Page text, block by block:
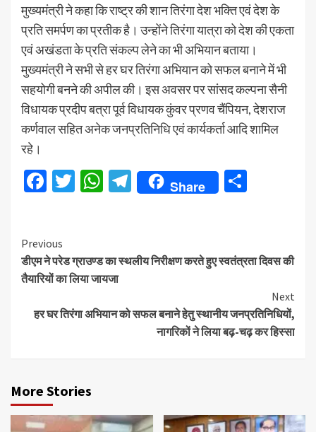
मुख्यमंत्री ने कहा कि राष्ट्र की शान तिरंगा देश भक्ति एवं देश के
प्रति समर्पण का प्रतीक है। उन्होंने तिरंगा यात्रा को देश की एकता
एवं अखंडता के प्रति संकल्प लेने का भी अभियान बताया।
मुख्यमंत्री ने सभी से हर घर तिरंगा अभियान को सफल बनाने में भी
सहयोगी बनने की अपील की। इस अवसर पर सांसद कल्पना सैनी
विधायक प्रदीप बत्रा पूर्व विधायक कुंवर प्रणव चैंपियन, देशराज
कर्णवाल सहित अनेक जनप्रतिनिधि एवं कार्यकर्ता आदि शामिल
रहे।
Facebook
TwitterWhatsApp
Telegram
Share
Continue
Reading
Previous
डीएम ने परेड ग्राउण्ड का स्थलीय निरीक्षण करते हुए स्वतंत्रता दिवस की
तैयारियों का लिया जायजा
Next
हर घर तिरंगा अभियान को सफल बनाने हेतु स्थानीय जनप्रतिनिधियों,
नागरिकों ने लिया बढ़-चढ़ कर हिस्सा
More Stories